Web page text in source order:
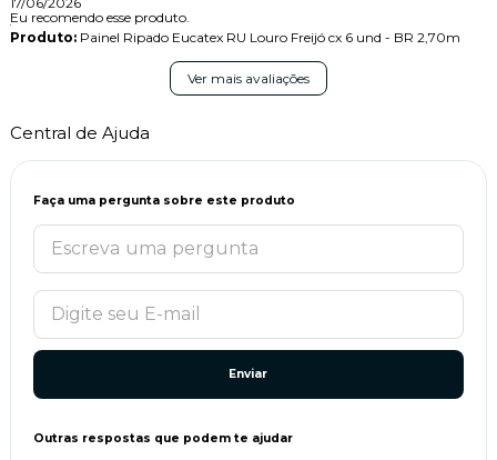
Eu recomendo esse produto.
Produto:Painel Ripado Eucatex RU Louro Freijó cx 6 und - BR 2,70m
Ver mais avaliações
Central de Ajuda
Faça uma pergunta sobre este produto
Enviar
Outras respostas que podem te ajudar